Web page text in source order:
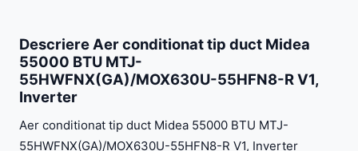
Descriere Aer conditionat tip duct Midea
55000 BTU MTJ-
55HWFNX(GA)/MOX630U-55HFN8-R V1,
Inverter
Aer conditionat tip duct Midea 55000 BTU MTJ-
55HWFNX(GA)/MOX630U-55HFN8-R V1, Inverter